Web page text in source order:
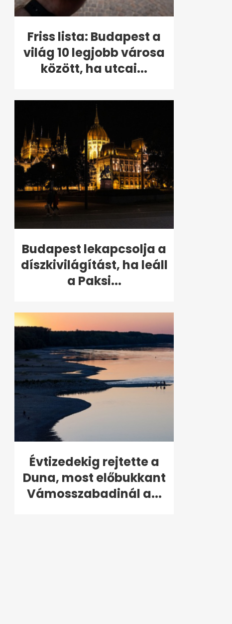
Friss lista: Budapest a
világ 10 legjobb városa
között, ha utcai...
Budapest lekapcsolja a
díszkivilágítást, ha leáll
a Paksi...
Évtizedekig rejtette a
Duna, most előbukkant
Vámosszabadinál a...